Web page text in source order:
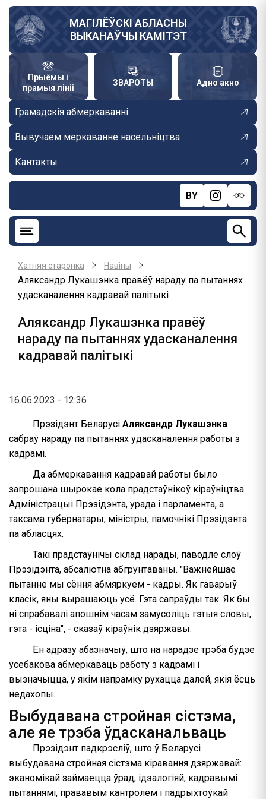
Skip
main
content
МАГІЛЁЎСКІ АБЛАСНЫ
ВЫКАНАЎЧЫ КАМІТЭТ
Прыёмы і
прамыя лініі
ЗВАРОТЫ Адно акно
Грамадскія абмеркаванні
Вывучаем меркаванне насельніцтва
Кантакты
BY
Хатняя старонка Навiны
Аляксандр Лукашэнка правёў нараду па пытаннях
удасканалення кадравай палітыкі
Аляксандр Лукашэнка правёў
нараду па пытаннях удасканалення
кадравай палітыкі
16.06.2023 - 12:36
Прэзідэнт Беларусі Аляксандр Лукашэнка
сабраў нараду па пытаннях удасканалення работы з
кадрамі.
Да абмеркавання кадравай работы было
запрошана шырокае кола прадстаўнікоў кіраўніцтва
Адміністрацыі Прэзідэнта, урада і парламента, а
таксама губернатары, міністры, памочнікі Прэзідэнта
па абласцях.
Такі прадстаўнічы склад нарады, паводле слоў
Прэзідэнта, абсалютна абгрунтаваны. "Важнейшае
пытанне мы сёння абмяркуем - кадры. Як гаварыў
класік, яны вырашаюць усё. Гэта сапраўды так. Як бы
ні спрабавалі апошнім часам замусоліць гэтыя словы,
гэта - ісціна", - сказаў кіраўнік дзяржавы.
Ён адразу абазначыў, што на нарадзе трэба будзе
ўсебакова абмеркаваць работу з кадрамі і
вызначыцца, у якім напрамку рухацца далей, якія ёсць
недахопы.
Выбудавана стройная сістэма,
але яе трэба ўдасканальваць
Прэзідэнт падкрэсліў, што ў Беларусі
выбудавана стройная сістэма кіравання дзяржавай:
эканомікай займаецца ўрад, ідэалогіяй, кадравымі
пытаннямі, прававым кантролем і падрыхтоўкай